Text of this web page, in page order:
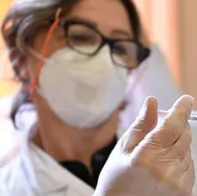
App
ANDROID
APPLE